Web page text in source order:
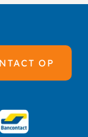
OP